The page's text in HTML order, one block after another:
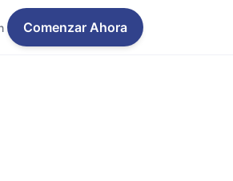
Comenzar Ahora